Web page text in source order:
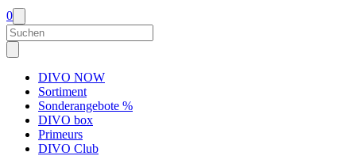
0
DIVO NOW
Sortiment
Sonderangebote %
DIVO box
Primeurs
DIVO Club